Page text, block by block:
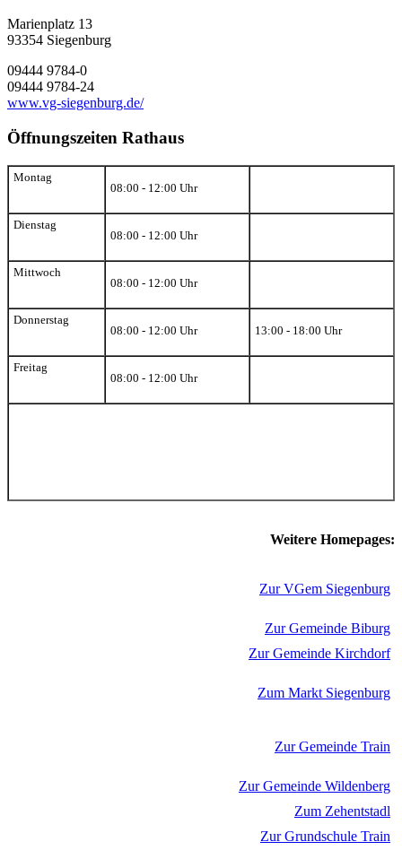
Marienplatz 13
93354 Siegenburg
09444 9784-0
09444 9784-24
www.vg-siegenburg.de/
Öffnungszeiten Rathaus
Montag
08:00 - 12:00 Uhr
Dienstag
08:00 - 12:00 Uhr
Mittwoch
08:00 - 12:00 Uhr
Donnerstag
08:00 - 12:00 Uhr
13:00 - 18:00 Uhr
Freitag
08:00 - 12:00 Uhr
Weitere Homepages:
Zur VGem Siegenburg
Zur Gemeinde Biburg
Zur Gemeinde Kirchdorf
Zum Markt Siegenburg
Zur Gemeinde Train
Zur Gemeinde Wildenberg
Zum Zehentstadl
Zur Grundschule Train